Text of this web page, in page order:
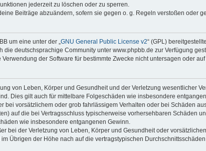
jederzeit zu löschen oder zu sperren.
Beiträge abzuändern, sofern sie gegen o. g. Regeln verstoßen oder
um eine unter der „GNU General Public License v2“ (GPL)
deutschsprachige Community unter www.phpbb.de zur Verfügung
der Software für bestimmte Zwecke nicht untersagen oder
von Leben, Körper und Gesundheit und der Verletzung wesentlicher
Dies gilt auch für mittelbare Folgeschäden wie insbesondere
bei vorsätzlichem oder grob fahrlässigem Verhalten oder bei Schäden
auf die bei Vertragsschluss typischerweise vorhersehbaren Schäden
wie insbesondere entgangenen Gewinn.
bei der Verletzung von Leben, Körper und Gesundheit oder
Übrigen der Höhe nach auf die vertragstypischen